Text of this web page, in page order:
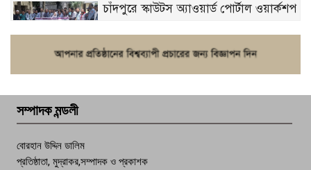
চাঁদপুরে স্কাউটস অ্যাওয়ার্ড পোর্টাল ওয়ার্কশপ
সম্পাদক মন্ডলী
বোরহান উদ্দিন ডালিম
প্রতিষ্ঠাতা, মুদ্রাকর,সম্পাদক ও প্রকাশক